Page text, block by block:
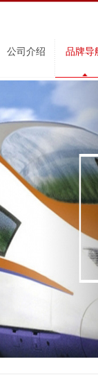
公司介绍 品牌导